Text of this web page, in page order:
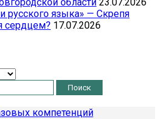
области 23.07.2026
русского языка» — Скрепя
сердцем? 17.07.2026
компетенций